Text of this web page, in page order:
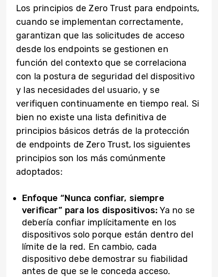
Los principios de Zero Trust para endpoints,
cuando se implementan correctamente,
garantizan que las solicitudes de acceso
desde los endpoints se gestionen en
función del contexto que se correlaciona
con la postura de seguridad del dispositivo
y las necesidades del usuario, y se
verifiquen continuamente en tiempo real. Si
bien no existe una lista definitiva de
principios básicos detrás de la protección
de endpoints de Zero Trust, los siguientes
principios son los más comúnmente
adoptados:
Enfoque “Nunca confiar, siempre
verificar” para los dispositivos: Ya no se
debería confiar implícitamente en los
dispositivos solo porque están dentro del
límite de la red. En cambio, cada
dispositivo debe demostrar su fiabilidad
antes de que se le conceda acceso.